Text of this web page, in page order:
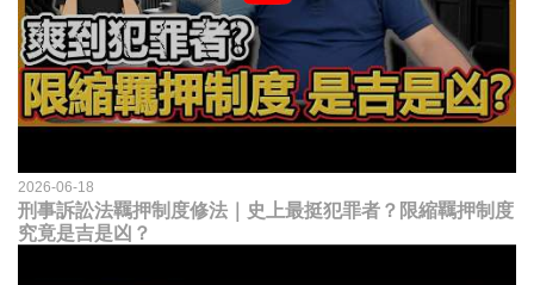
2026-06-18
刑事訴訟法羈押制度修法｜史上最挺犯罪者？限縮羈押制度
究竟是吉是凶？